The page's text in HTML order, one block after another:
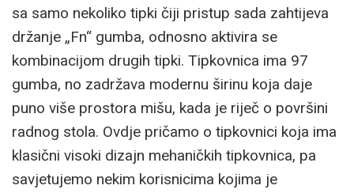
sa samo nekoliko tipki čiji pristup sada zahtijeva
držanje „Fn“ gumba, odnosno aktivira se
kombinacijom drugih tipki. Tipkovnica ima 97
gumba, no zadržava modernu širinu koja daje
puno više prostora mišu, kada je riječ o površini
radnog stola. Ovdje pričamo o tipkovnici koja ima
klasični visoki dizajn mehaničkih tipkovnica, pa
savjetujemo nekim korisnicima kojima je